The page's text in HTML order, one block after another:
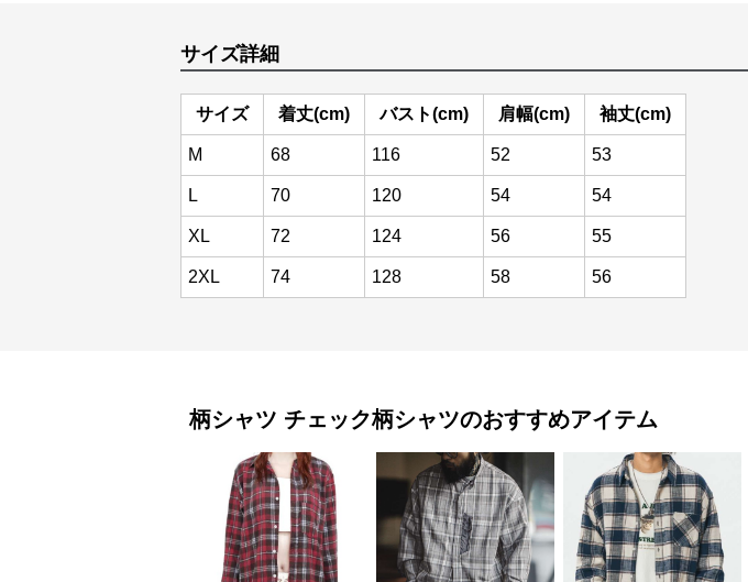
サイズ詳細
サイズ 着丈(cm) バスト(cm) 肩幅(cm) 袖丈(cm)
M 68 116 52 53
L 70 120 54 54
XL 72 124 56 55
2XL 74 128 58 56
柄シャツ チェック柄シャツのおすすめアイテム